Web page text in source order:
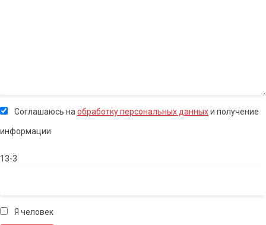
Соглашаюсь на обработку персональных данныхи получение
информации
13-3
Я человек